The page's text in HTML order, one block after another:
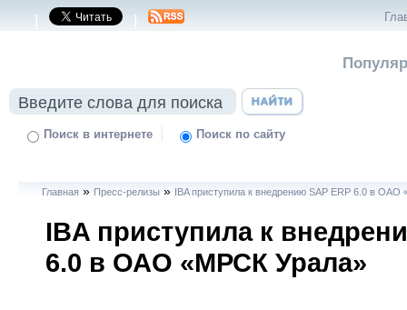
| |
Поиск в интернете | Поиск по сайту
Главная » Пресс-релизы » IBA приступила к внедрению SAP ERP 6.0 в
IBA приступила к
6.0 в ОАО «МРСК Урала»